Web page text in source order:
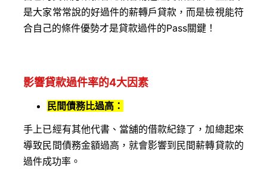
是大家常常說的好過件的薪轉戶貸款，而是檢視能符
合自己的條件優勢才是貸款過件的Pass關鍵！
影響貸款過件率的4大因素
民間債務比過高 ：
手上已經有其他代書、當舖的借款紀錄了，加總起來
導致民間債務金額過高，就會影響到民間薪轉貸款的
過件成功率。